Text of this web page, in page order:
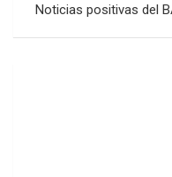
Noticias positivas del